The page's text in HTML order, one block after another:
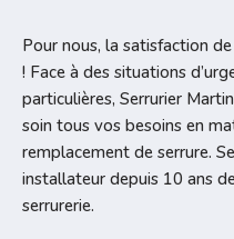
Pour nous, la satisfaction
! Face à des situations
particulières, Serrurier
soin tous vos besoins en
remplacement de serrure.
installateur depuis 10 ans
serrurerie.